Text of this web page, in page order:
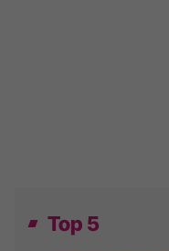
Top 5